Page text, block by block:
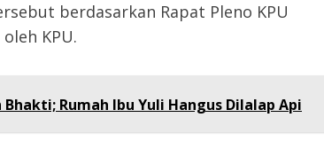
berdasarkan Rapat Pleno KPU
KPU.
Rumah Ibu Yuli Hangus Dilalap Api